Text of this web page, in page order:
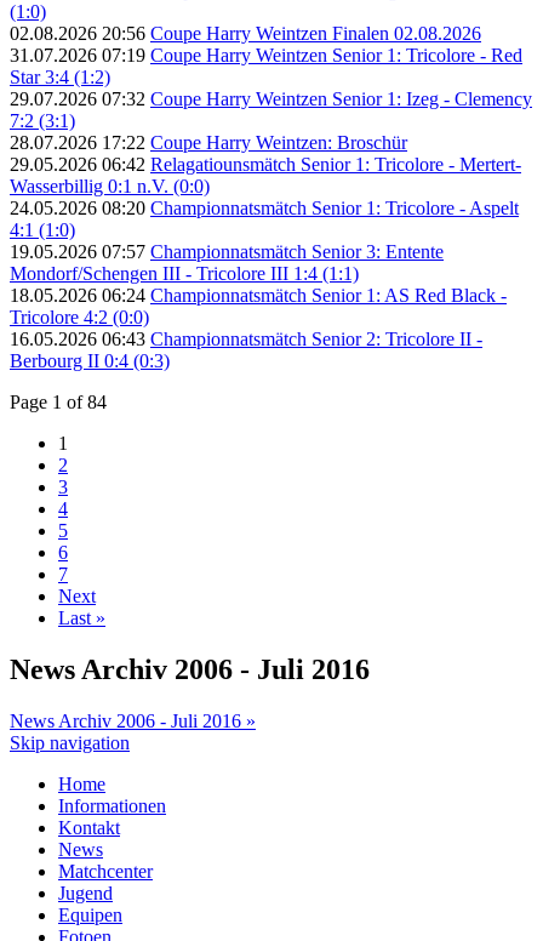
(1:0)
02.08.2026 20:56 Coupe Harry Weintzen Finalen 02.08.2026
31.07.2026 07:19 Coupe Harry Weintzen Senior 1: Tricolore - Red
Star 3:4 (1:2)
29.07.2026 07:32 Coupe Harry Weintzen Senior 1: Izeg - Clemency
7:2 (3:1)
28.07.2026 17:22 Coupe Harry Weintzen: Broschür
29.05.2026 06:42 Relagatiounsmätch Senior 1: Tricolore - Mertert-
Wasserbillig 0:1 n.V. (0:0)
24.05.2026 08:20 Championnatsmätch Senior 1: Tricolore - Aspelt
4:1 (1:0)
19.05.2026 07:57 Championnatsmätch Senior 3: Entente
Mondorf/Schengen III - Tricolore III 1:4 (1:1)
18.05.2026 06:24 Championnatsmätch Senior 1: AS Red Black -
Tricolore 4:2 (0:0)
16.05.2026 06:43 Championnatsmätch Senior 2: Tricolore II -
Berbourg II 0:4 (0:3)
Page 1 of 84
1
2
3
4
5
6
7
Next
Last »
News Archiv 2006 - Juli 2016
News Archiv 2006 - Juli 2016 »
Skip navigation
Home
Informationen
Kontakt
News
Matchcenter
Jugend
Equipen